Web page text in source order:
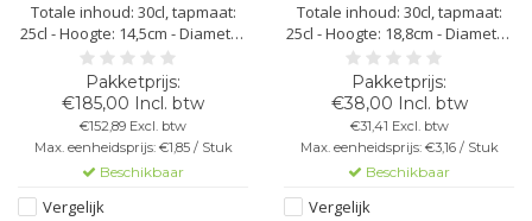
Totale inhoud: 30cl, tapmaat:
25cl - Hoogte: 14,5cm - Diameter
bovenkant: 6,4cm - Diameter
onderkant: 4,7cm - Kleur:
transparant - Kunststof
Polycarbonaat - Stapelbaar -
Herbruikbaar -
vaatwasbestendig -
bedrukbaar - onbreekbaar
€185,00 Incl. btw
€152,89 Excl. btw
Max. eenheidsprijs: €1,85 / Stuk
Beschikbaar
Vergelijk
Totale inhoud: 30cl, tapmaat:
25cl - Hoogte: 18,8cm - Diameter
bovenkant: 6,4cm - Diameter
onderkant: 5,6cm - Kleur:
transparant - Kunststof
Polycarbonaat - Niet Stapelbaar
- Herbruikbaar -
Vaatwasbestendig -
Bedrukbaar - Onbreekbaar
€38,00 Incl. btw
€31,41 Excl. btw
Max. eenheidsprijs: €3,16 / Stuk
Beschikbaar
Vergelijk